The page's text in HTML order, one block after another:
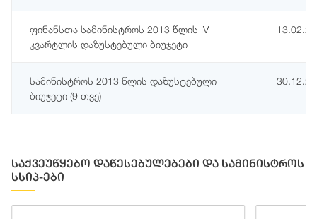
ფინანსთა სამინისტროს 2013 წლის IV
კვარტლის დაზუსტებული ბიუჯეტი
სამინისტროს 2013 წლის დაზუსტებული
ბიუჯეტი (9 თვე)
საქვეუწყებო დაწესებულებები და სამინისტროს
სსიპ-ები